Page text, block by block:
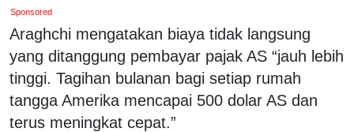
Sponsored
Araghchi mengatakan biaya tidak langsung
yang ditanggung pembayar pajak AS “jauh lebih
tinggi. Tagihan bulanan bagi setiap rumah
tangga Amerika mencapai 500 dolar AS dan
terus meningkat cepat.”